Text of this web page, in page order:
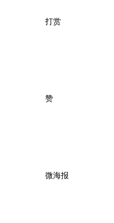
打赏
赞
微海报